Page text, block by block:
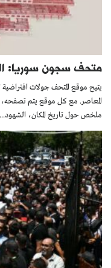
متحف سجون سوريا:
يتيح موقع المتحف جولات افتراضية
المعاصر. مع كل موقع يتم تصفحه،
ملخص حول تاريخ المكان، الشهود...